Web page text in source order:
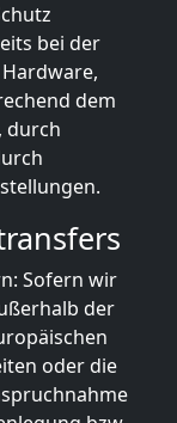
bei der
dem
durch
Sofern wir
der
oder die